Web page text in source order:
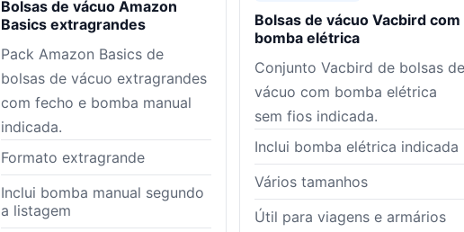
Bolsas de vácuo Amazon
Basics extragrandes
Pack Amazon Basics de
bolsas de vácuo extragrandes
com fecho e bomba manual
indicada.
Formato extragrande
Inclui bomba manual segundo
a listagem
Bolsas de vácuo Vacbird com
bomba elétrica
Conjunto Vacbird de bolsas de
vácuo com bomba elétrica
sem fios indicada.
Inclui bomba elétrica indicada
Vários tamanhos
Útil para viagens e armários